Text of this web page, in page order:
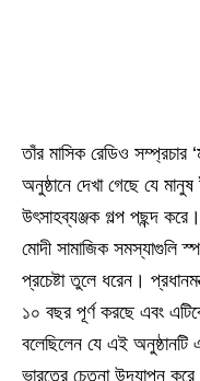
তাঁর মাসিক রেডিও সম্প্রচার
অনুষ্ঠানে দেখা গেছে যে
উৎসাহব্যঞ্জক গল্প পছন্দ
মোদী সামাজিক সমস্যাগুলি
প্রচেষ্টা তুলে ধরেন।
১০ বছর পূর্ণ করছে এবং
বলেছিলেন যে এই অনুষ্ঠানটি
ভারতের চেতনা উদযাপন